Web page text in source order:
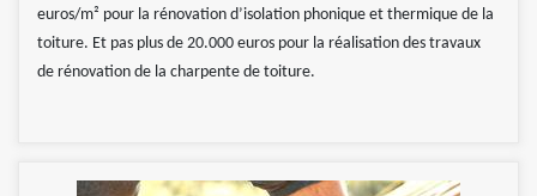
euros/m² pour la rénovation d’isolation phonique et thermique de la
toiture. Et pas plus de 20.000 euros pour la réalisation des travaux
de rénovation de la charpente de toiture.